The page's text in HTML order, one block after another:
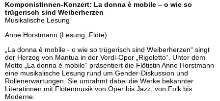
Komponistinnen-Konzert: La donna è mobile – o wie so
trügerisch sind Weiberherzen
Musikalische Lesung
Anne Horstmann (Lesung, Flöte)
„La donna è mobile - o wie so trügerisch sind Weiberherzen“ singt
der Herzog von Mantua in der Verdi-Oper „Rigoletto“. Unter dem
Motto „La donna è mobile“ präsentiert die Flötistin Anne Horstmann
eine musikalische Lesung rund um Gender-Diskussion und
Rollenerwartungen. Sie umrahmt dabei die Werke bekannter
Literatinnen mit Flötenmusik von Oper bis Jazz, von Folk bis
Moderne.